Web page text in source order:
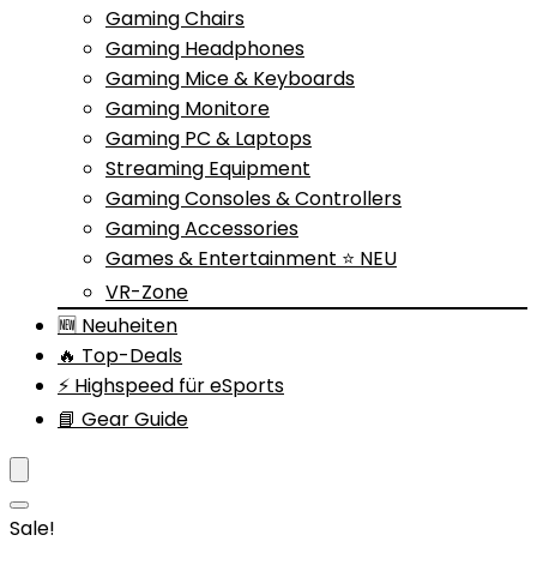
Gaming Chairs
Gaming Headphones
Gaming Mice & Keyboards
Gaming Monitore
Gaming PC & Laptops
Streaming Equipment
Gaming Consoles & Controllers
Gaming Accessories
Games & Entertainment ⭐ NEU
VR-Zone
🆕 Neuheiten
🔥 Top-Deals
⚡ Highspeed für eSports
📘 Gear Guide
Sale!